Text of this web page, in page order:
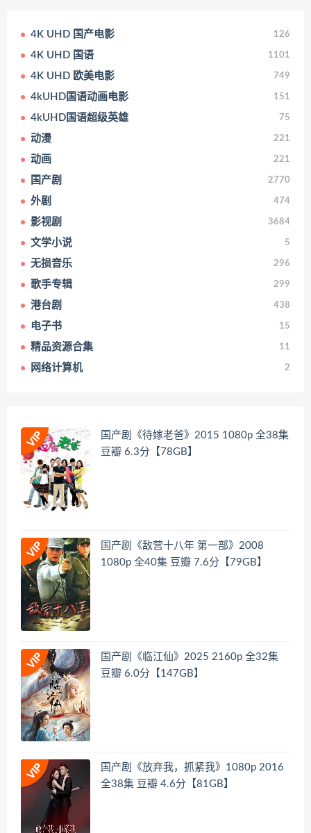
4K UHD 国产电影 126
4K UHD 国语 1101
4K UHD 欧美电影 749
4kUHD国语动画电影 151
4kUHD国语超级英雄 75
动漫 221
动画 221
国产剧 2770
外剧 474
影视剧 3684
文学小说 5
无损音乐 296
歌手专辑 299
港台剧 438
电子书 15
精品资源合集 11
网络计算机 2
国产剧《待嫁老爸》2015 1080p 全38集
豆瓣 6.3分【78GB】
国产剧《敌营十八年 第一部》2008
1080p 全40集 豆瓣 7.6分【79GB】
国产剧《临江仙》2025 2160p 全32集
豆瓣 6.0分【147GB】
国产剧《放弃我，抓紧我》1080p 2016
全38集 豆瓣 4.6分【81GB】